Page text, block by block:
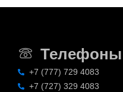
Телефоны
+7 (777) 729 4083
+7 (727) 329 4083